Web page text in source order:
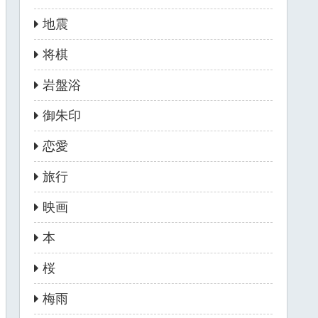
地震
将棋
岩盤浴
御朱印
恋愛
旅行
映画
本
桜
梅雨